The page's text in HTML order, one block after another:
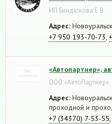
ИП Биндюкова Е В
Адрес:
+7 950 193-70-73
«Автопартнер»,
ООО «АвтоПартнер»
Адрес:
проходной и
+7 (34370) 7-53-55